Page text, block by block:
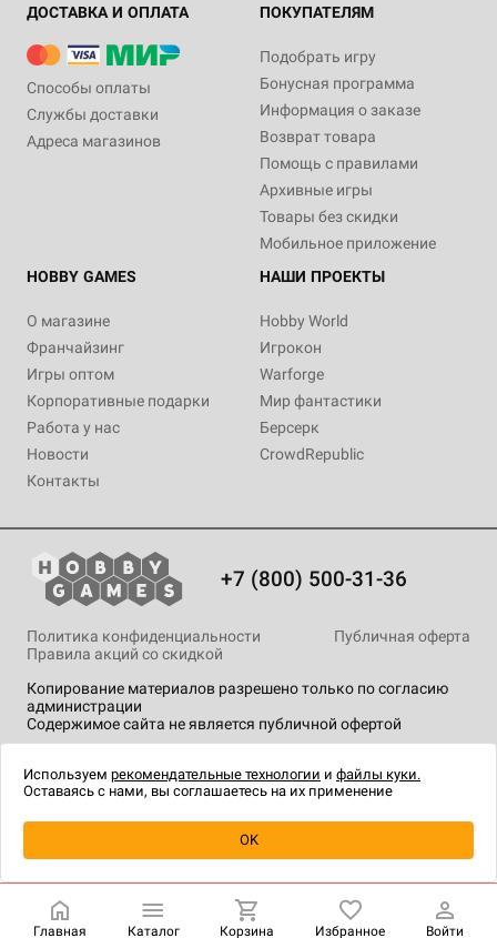
Купить| 1 490 ₽
ДОСТАВКА И ОПЛАТА
Способы оплаты
Службы доставки
Адреса магазинов
ПОКУПАТЕЛЯМ
Подобрать игру
Бонусная программа
Информация о заказе
Возврат товара
Помощь с правилами
Архивные игры
Товары без скидки
Мобильное приложение
HOBBY GAMES
О магазине
Франчайзинг
Игры оптом
Корпоративные подарки
Работа у нас
Новости
Контакты
НАШИ ПРОЕКТЫ
Hobby World
Игрокон
Warforge
Мир фантастики
Берсерк
CrowdRepublic
+7 (800) 500-31-36
Копирование материалов разрешено только по согласию
администрации
Содержимое сайта не является публичной офертой
Политика конфиденциальности
Публичная оферта
Правила акций со скидкой
технологии.
Главная Каталог Корзина Избранное Войти
Используем рекомендательные технологии и файлы куки.
Оставаясь с нами, вы соглашаетесь на их применение
OK